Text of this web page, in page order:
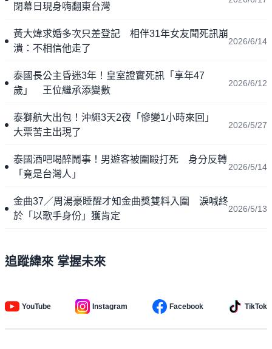
閉幕日現身嗨翻東台灣
黃大煒求婚多次只差登記 相伴31年女友聞死訊崩
潰：不相信他走了
2026/6/14
泰國長公主昏迷3年！皇室證實死訊「享年47
歲」 王位繼承添變數
2026/6/12
泰獅航大出包！沖繩3天2夜「慘變1小時來回」
大票苦主出現了
2026/5/27
泰國酒吧喝醉鬧事！男遊客被圍毆打死 身分反轉
「竟是台灣人」
2026/5/14
金曲37／周湯豪睡醒才知金曲獎雙料入圍 淚喊終
於「以歌手身份」獲肯定
2026/5/13
追蹤緯來 掌握未來
YouTube Instagram Facebook TikTok